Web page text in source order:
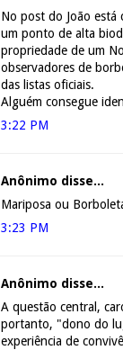
No post do João está
um ponto de alta
propriedade de um
observadores de
das listas oficiais.
Alguém consegue
3:22 PM
Anônimo disse...
Mariposa ou
3:23 PM
Anônimo disse...
A questão central,
portanto, "dono do
experiência de